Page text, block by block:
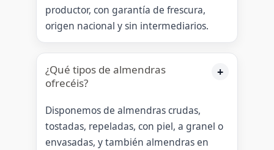
productor, con garantía de frescura,
origen nacional y sin intermediarios.
¿Qué tipos de almendras
ofrecéis?
Disponemos de almendras crudas,
tostadas, repeladas, con piel, a granel o
envasadas, y también almendras en